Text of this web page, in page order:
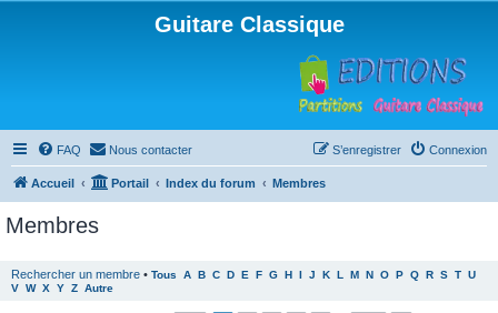
Guitare Classique
FAQ Nous contacter Connexion
S’enregistrer
Accueil Portail Index du forum Membres
Membres
Rechercher un membre • Tous A B C D E F G H I J K L M N O P Q R S T U
V W X Y Z Autre